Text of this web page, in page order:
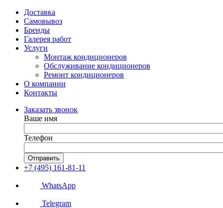
Доставка
Самовывоз
Бренды
Галерея работ
Услуги
Монтаж кондиционеров
Обслуживание кондиционеров
Ремонт кондиционеров
О компании
Контакты
Заказать звонок
Ваше имя
Телефон
Отправить
+7 (495) 161-81-11
WhatsApp
Telegram